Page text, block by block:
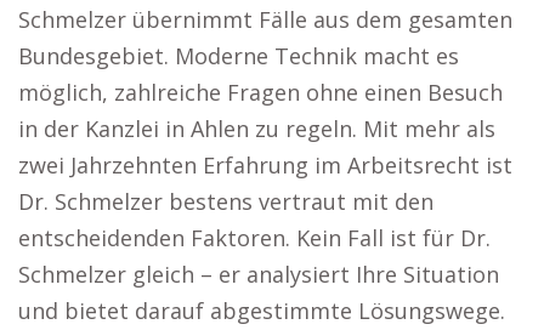
Schmelzer übernimmt Fälle aus dem gesamten
Bundesgebiet. Moderne Technik macht es
möglich, zahlreiche Fragen ohne einen Besuch
in der Kanzlei in Ahlen zu regeln. Mit mehr als
zwei Jahrzehnten Erfahrung im Arbeitsrecht ist
Dr. Schmelzer bestens vertraut mit den
entscheidenden Faktoren. Kein Fall ist für Dr.
Schmelzer gleich – er analysiert Ihre Situation
und bietet darauf abgestimmte Lösungswege.